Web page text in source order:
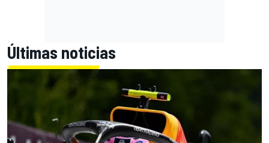
Últimas noticias